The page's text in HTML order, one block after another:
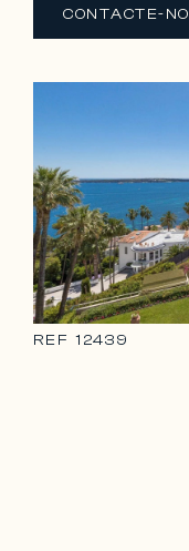
CONTACTE-
REF12439